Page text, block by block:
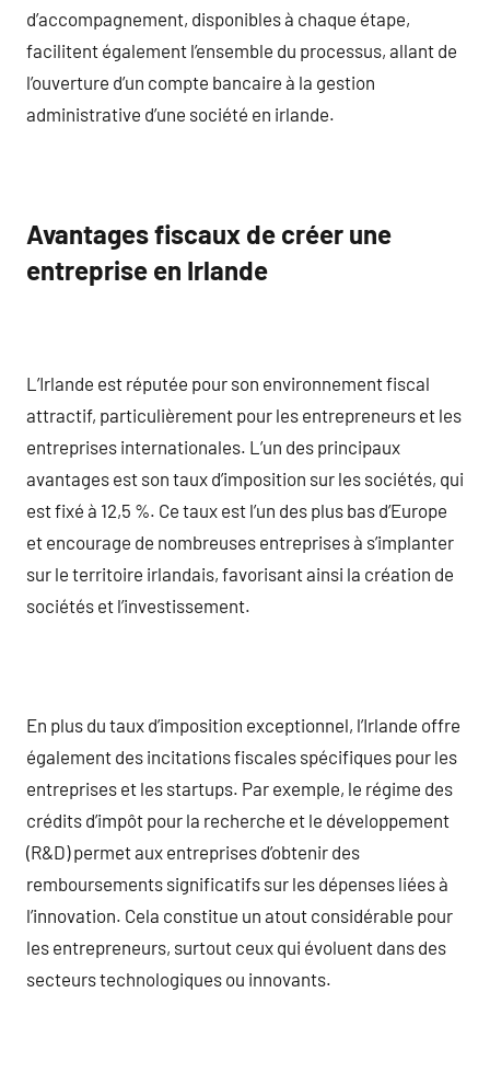
d’accompagnement, disponibles à chaque étape,
facilitent également l’ensemble du processus, allant de
l’ouverture d’un compte bancaire à la gestion
administrative d’une société en irlande.
Avantages fiscaux de créer une
entreprise en Irlande
L’Irlande est réputée pour son environnement fiscal
attractif, particulièrement pour les entrepreneurs et les
entreprises internationales. L’un des principaux
avantages est son taux d’imposition sur les sociétés, qui
est fixé à 12,5 %. Ce taux est l’un des plus bas d’Europe
et encourage de nombreuses entreprises à s’implanter
sur le territoire irlandais, favorisant ainsi la création de
sociétés et l’investissement.
En plus du taux d’imposition exceptionnel, l’Irlande offre
également des incitations fiscales spécifiques pour les
entreprises et les startups. Par exemple, le régime des
crédits d’impôt pour la recherche et le développement
(R&D) permet aux entreprises d’obtenir des
remboursements significatifs sur les dépenses liées à
l’innovation. Cela constitue un atout considérable pour
les entrepreneurs, surtout ceux qui évoluent dans des
secteurs technologiques ou innovants.